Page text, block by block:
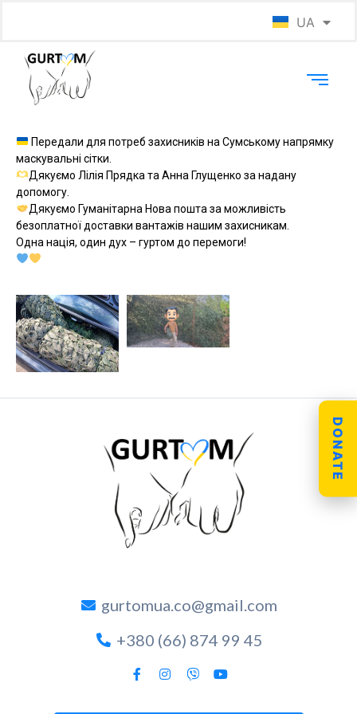
UA
EN
Передали для потреб захисників на Сумському напрямку
маскувальні сітки.
Дякуємо Лілія Прядка та Анна Глущенко за надану
допомогу.
Дякуємо Гуманітарна Нова пошта за можливість
безоплатної доставки вантажів нашим захисникам.
Одна нація, один дух – гуртом до перемоги!
gurtomua.co@gmail.com
+380 (66) 874 99 45
DONATE